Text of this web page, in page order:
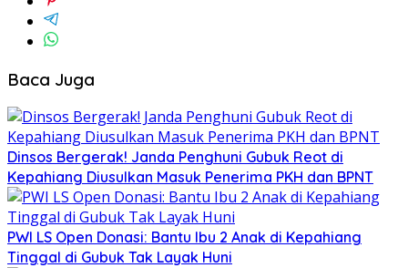
Baca Juga
Dinsos Bergerak! Janda Penghuni Gubuk Reot di
Kepahiang Diusulkan Masuk Penerima PKH dan BPNT
PWI LS Open Donasi: Bantu Ibu 2 Anak di Kepahiang
Tinggal di Gubuk Tak Layak Huni